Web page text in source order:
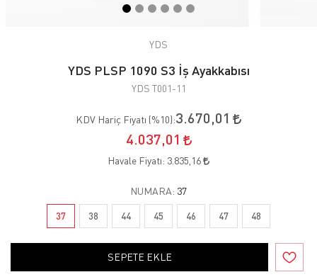
YDS
YDS PLSP 1090 S3 İş Ayakkabısı
YDS T001-11
KDV Hariç Fiyatı (%10):3.670,01
4.037,01
Havale Fiyatı: 3.835,16
NUMARA: 37
37 38 44 45 46 47 48
SEPETE EKLE